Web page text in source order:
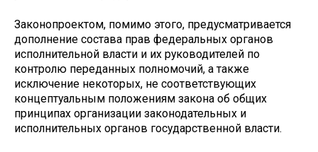
Законопроектом, помимо этого, предусматривается
дополнение состава прав федеральных органов
исполнительной власти и их руководителей по
контролю переданных полномочий, а также
исключение некоторых, не соответствующих
концептуальным положениям закона об общих
принципах организации законодательных и
исполнительных органов государственной власти.